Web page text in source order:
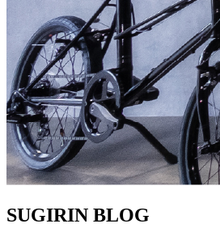
SUGIRIN BLOG